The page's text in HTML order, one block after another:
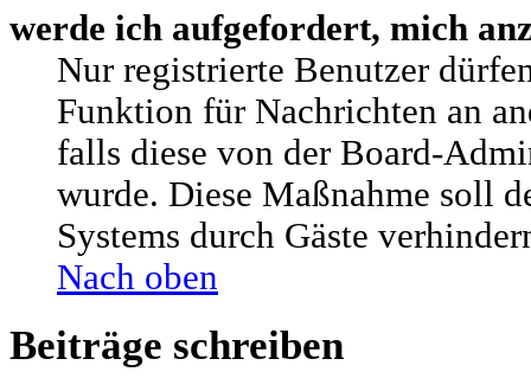
werde ich aufgefordert, mich
Nur registrierte Benutzer
Funktion für Nachrichten an
falls diese von der Board-
wurde. Diese Maßnahme soll
Systems durch Gäste
Nach oben
Beiträge schreiben